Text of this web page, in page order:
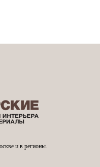
и в регионы.